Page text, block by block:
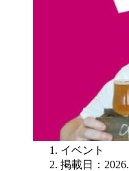
イベント
掲載日：